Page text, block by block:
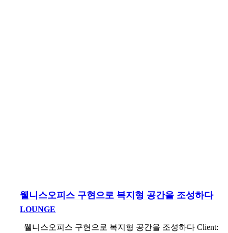
웰니스오피스 구현으로 복지형 공간을 조성하다
LOUNGE
웰니스오피스 구현으로 복지형 공간을 조성하다 Client: